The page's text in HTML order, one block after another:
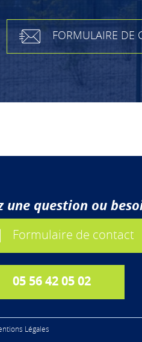
FORMULAIRE DE
une question ou
Formulaire de contact
05 56 42 05 02
Légales